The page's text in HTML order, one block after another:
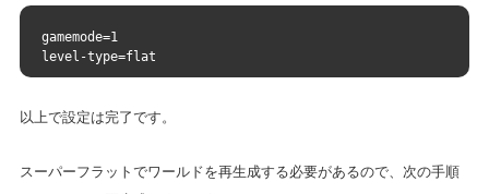
gamemode=1
level-type=flat
以上で設定は完了です。
スーパーフラットでワールドを再生成する必要があるので、次の手順